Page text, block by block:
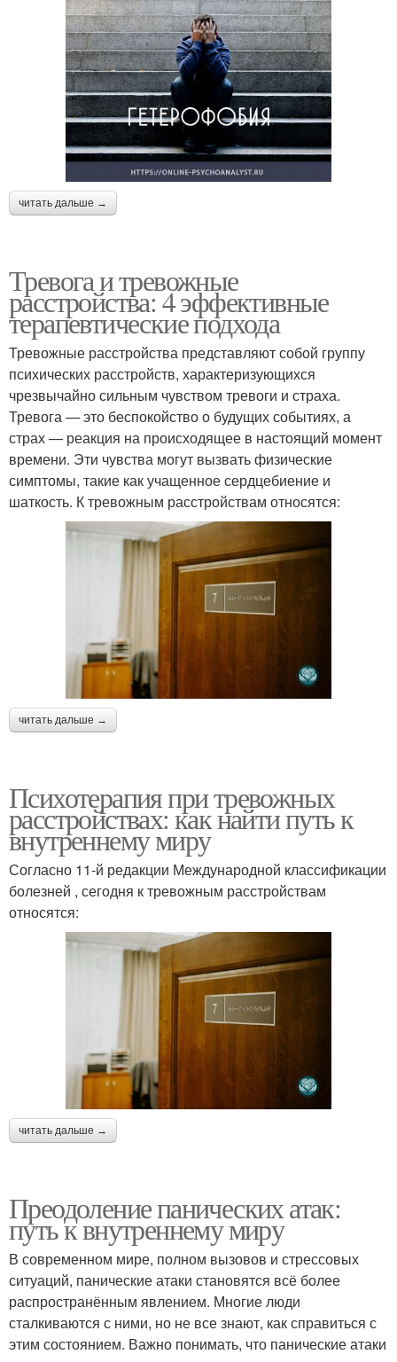
читать дальше →
Тревога и тревожные
расстройства: 4 эффективные
терапевтические подхода
Тревожные расстройства представляют собой группу
психических расстройств, характеризующихся
чрезвычайно сильным чувством тревоги и страха.
Тревога — это беспокойство о будущих событиях, а
страх — реакция на происходящее в настоящий момент
времени. Эти чувства могут вызвать физические
симптомы, такие как учащенное сердцебиение и
шаткость. К тревожным расстройствам относятся:
читать дальше →
Психотерапия при тревожных
расстройствах: как найти путь к
внутреннему миру
Согласно 11-й редакции Международной классификации
болезней , сегодня к тревожным расстройствам
относятся:
читать дальше →
Преодоление панических атак:
путь к внутреннему миру
В современном мире, полном вызовов и стрессовых
ситуаций, панические атаки становятся всё более
распространённым явлением. Многие люди
сталкиваются с ними, но не все знают, как справиться с
этим состоянием. Важно понимать, что панические атаки